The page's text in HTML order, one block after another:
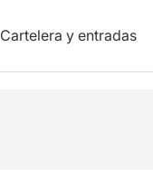
Cartelera y entradas